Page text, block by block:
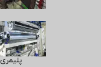
پلیمری